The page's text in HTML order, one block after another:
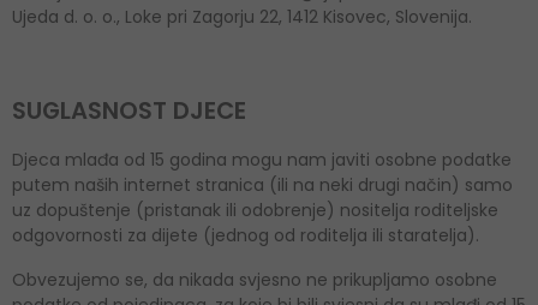
Ujeda d. o. o., Loke pri Zagorju 22, 1412 Kisovec, Slovenija.
SUGLASNOST DJECE
Djeca mlađa od 15 godina mogu nam javiti osobne podatke
putem naših internet stranica (ili na neki drugi način) samo
uz dopuštenje (pristanak ili odobrenje) nositelja roditeljske
odgovornosti za dijete (jednog od roditelja ili staratelja).
Obvezujemo se, da nikada svjesno ne prikupljamo osobne